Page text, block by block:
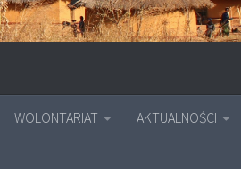
WOLONTARIAT AKTUALNOŚCI